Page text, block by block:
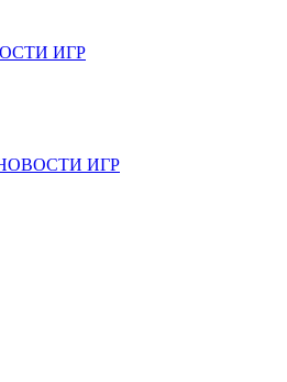
ИГР
| НОВОСТИ ИГР